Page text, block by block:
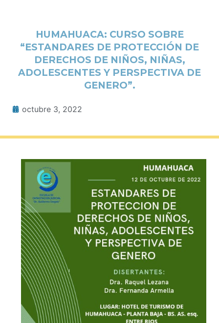
HUMAHUACA: CURSO SOBRE
“ESTANDARES DE PROTECCIÓN DE
DERECHOS DE NIÑOS, NIÑAS,
ADOLESCENTES Y PERSPECTIVA DE
GENERO”.
octubre 3, 2022